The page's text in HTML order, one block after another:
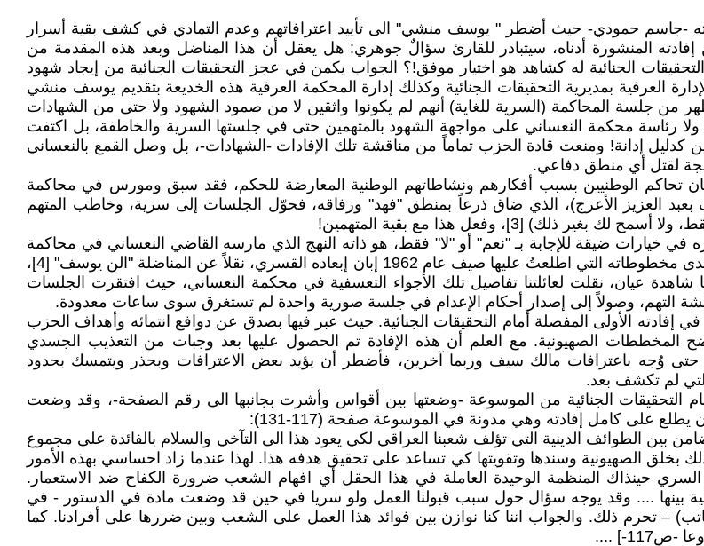
-جاسم حمودي- حيث أضطر " يوسف منشي" الى تأييد اعترافاتهم وعدم التمادي في كشف بقية أسرار
المنشورة أدناه، سيتبادر للقارئ سؤالٌ جوهري: هل يعقل أن هذا المناضل وبعد هذه المقدمة من
الجنائية له كشاهد هو اختيار موفق!؟ الجواب يكمن في عجز التحقيقات الجنائية من إيجاد شهود
العرفية بمديرية التحقيقات الجنائية وكذلك إدارة المحكمة العرفية هذه الخديعة بتقديم يوسف منشي
من جلسة المحاكمة (السرية للغاية) أنهم لم يكونوا واثقين لا من صمود الشهود ولا حتى من الشهادات
ولا رئاسة محكمة النعساني على مواجهة الشهود بالمتهمين حتى في جلستها السرية والخاطفة، بل اكتفت
كدليل إدانة! ومنعت قادة الحزب تماماً من مناقشة تلك الإفادات -الشهادات-، بل وصل القمع بالنعساني
تحاكم الوطنيين بسبب أفكارهم ونشاطاتهم الوطنية المعارضة للحكم، فقد سبق ومورس في محاكمة
الخياط (المعروف بعبد العزيز الأعرج)، الذي ضاق ذرعاً بمنطق "فهد" ورفاقه، فحوّل الجلسات إلى سرية، وخاطب المتهم
[3]، وفعل هذا مع بقية المتهمين!
خيارات ضيقة للإجابة بـ "نعم" أو "لا" فقط، هو ذاته النهج الذي مارسه القاضي النعساني في محاكمة
"فهد" الثانية يوم 10 شباط 1949. وقد وثّق والدي "علي الشبيبي" ذلك في إحدى مخطوطاته التي اطلعتُ عليها صيف عام 1962 إبان إبعاده القسري، نقلاً عن المناضلة "الن يوسف" [4]،
عيان، نقلت لعائلتنا تفاصيل تلك الأجواء التعسفية في محكمة النعساني، حيث افتقرت الجلسات
التهم، وصولاً إلى إصدار أحكام الإعدام في جلسة صورية واحدة لم تستغرق سوى ساعات معدودة.
[5] حول موقف "يوسف منشي" في إفادته الأولى المفصلة أمام التحقيقات الجنائية. حيث عبر فيها بصدق عن دوافع انتمائه وأهداف الحزب
الصهيونية. مع العلم أن هذه الإفادة تم الحصول عليها بعد وجبات من التعذيب الجسدي
حتى وُجه باعترافات مالك سيف وربما آخرين، فأضطر أن يؤيد بعض الاعترافات وبحذر ويتمسك بحدود
لم تكشف بعد.
التحقيقات الجنائية من الموسوعة -وضعتها بين أقواس وأشرت بجانبها الى رقم الصفحة-، وقد وضعت
على كامل إفادته وهي مدونة في الموسوعة صفحة (117-131):
عام 1941 أتحسس بفائدة وجود تضامن بين الطوائف الدينية التي تؤلف شعبنا العراقي لكي يعود هذا الى التآخي والسلام بالفائدة على مجموع
بخلق الصهيونية وسندها وتقويتها كي تساعد على تحقيق هدفه هذا. لهذا عندما زاد احساسي بهذه الأمور
حينذاك المنظمة الوحيدة العاملة في هذا الحقل أي افهام الشعب ضرورة الكفاح ضد الاستعمار.
بينها .... وقد يوجه سؤال حول سبب قبولنا العمل ولو سريا في حين قد وضعت مادة في الدستور - في
– تحرم ذلك. والجواب اننا كنا نوازن بين فوائد هذا العمل على الشعب وبين ضررها على أفرادنا. كما
] ....